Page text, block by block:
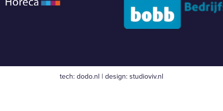
tech: dodo.nl | design: studioviv.nl